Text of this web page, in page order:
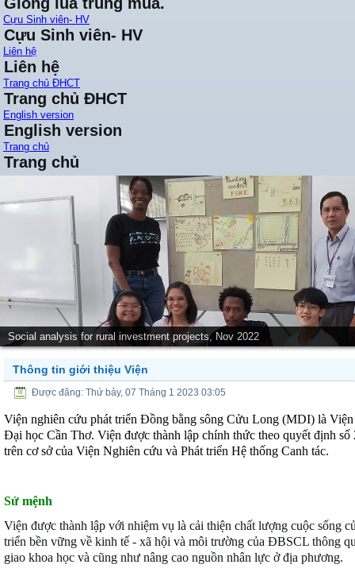
Cựu Sinh viên- HV
Cựu Sinh viên- HV
Liên hệ
Liên hệ
Trang chủ ĐHCT
Trang chủ ĐHCT
English version
English version
Trang chủ
Trang chủ
Social analysis for rural investment projects, Nov 2022
Thông tin giới thiệu Viện
Được đăng: Thứ bảy, 07 Tháng 1 2023 03:05
Viện nghiên cứu phát triển Đồng bằng sông Cửu Long (MDI) là
Đại học Cần Thơ. Viện được thành lập chính thức theo quyết định
trên cơ sở của Viện Nghiên cứu và Phát triển Hệ thống Canh tác.
Sứ mệnh
Viện được thành lập với nhiệm vụ là cải thiện chất lượng cuộc sống
triển bền vững về kinh tế - xã hội và môi trường của ĐBSCL thông
giao khoa học và cũng như nâng cao nguồn nhân lực ở địa phương.